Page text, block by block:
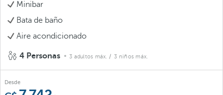
Minibar
Bata de baño
Aire acondicionado
4 Personas 3 adultos máx. / 3 niños máx.
Desde